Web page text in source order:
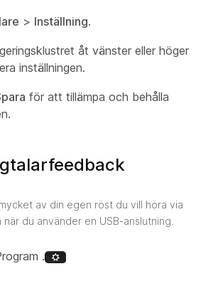
> Inställning.
åt vänster eller höger
inställningen.
för att tillämpa och behålla
av din egen röst du vill höra via
du använder en USB-anslutning.
.